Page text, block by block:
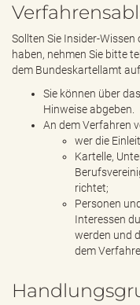
Sollten Sie Insider-
haben, nehmen Sie bitte
dem Bundeskartellamt auf.
Sie können über
Hinweise abgeben.
An dem Verfahren
wer die
Kartelle,
richtet;
Personen
Interessen
werden und
dem